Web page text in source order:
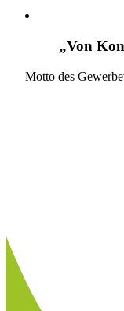
„Von
Motto des